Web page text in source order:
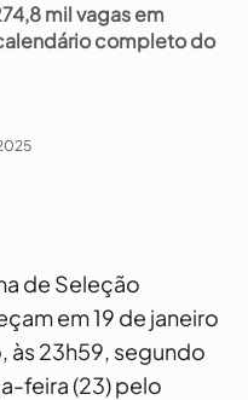
mil vagas em
completo do
de Seleção
em 19 de janeiro
às 23h59, segundo
feira (23) pelo